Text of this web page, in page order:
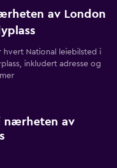
av London
National leiebilsted i
inkludert adresse og
nærheten av